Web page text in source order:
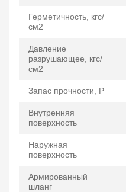
Герметичность, кгс/
см2
Давление
разрушающее, кгс/
см2
Запас прочности, P
Внутренняя
поверхность
Наружная
поверхность
Армированный
шланг